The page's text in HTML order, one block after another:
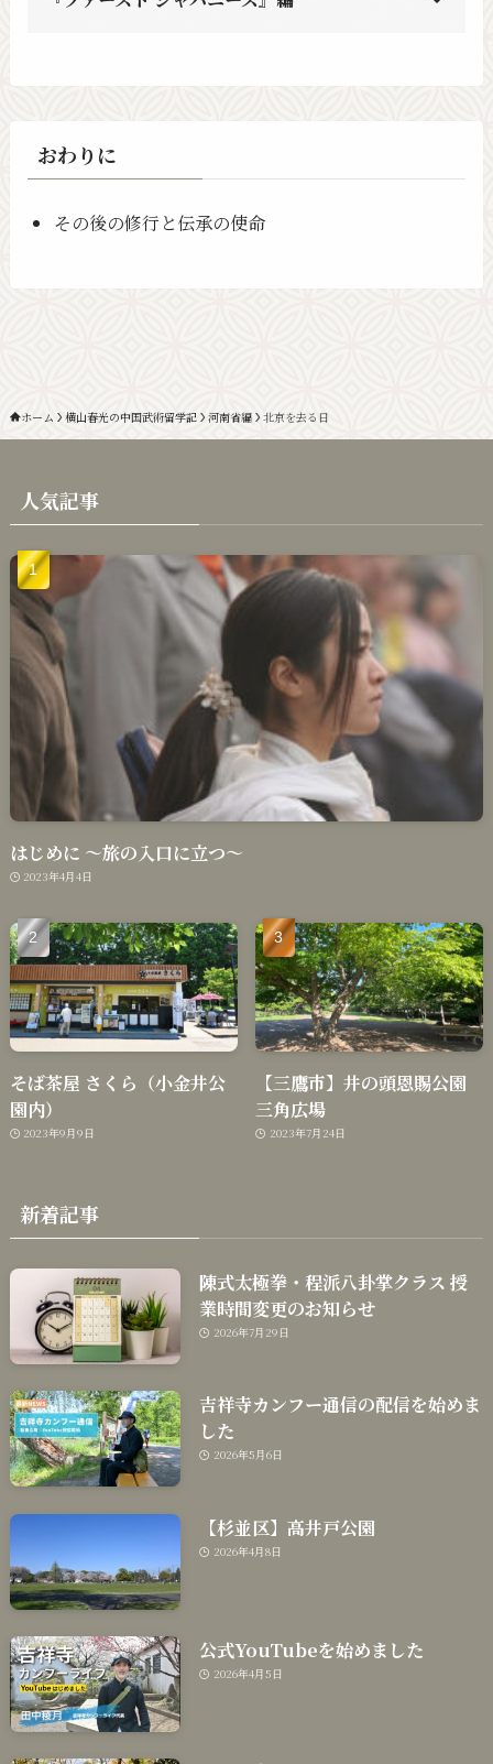
おわりに
その後の修行と伝承の使命
ホーム 横山春光の中国武術留学記 河南省編 北京を去る日
人気記事
はじめに 〜旅の入口に立つ〜
2023年4月4日
そば茶屋 さくら（小金井公
園内）
2023年9月9日
【三鷹市】井の頭恩賜公園
三角広場
2023年7月24日
新着記事
陳式太極拳・程派八卦掌クラス 授
業時間変更のお知らせ
2026年7月29日
吉祥寺カンフー通信の配信を始めま
した
2026年5月6日
【杉並区】高井戸公園
2026年4月8日
公式YouTubeを始めました
2026年4月5日